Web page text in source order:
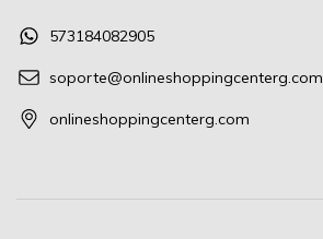
573184082905
soporte@onlineshoppingcenterg.com
onlineshoppingcenterg.com